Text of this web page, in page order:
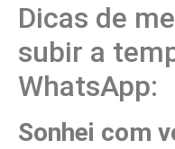
Dicas de
subir a
WhatsApp:
Sonhei com